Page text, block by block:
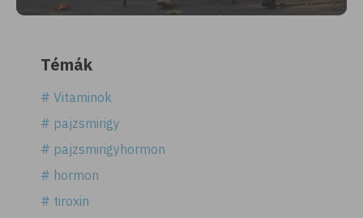
Témák
# Vitaminok
# pajzsmirigy
# pajzsmirigyhormon
# hormon
# tiroxin